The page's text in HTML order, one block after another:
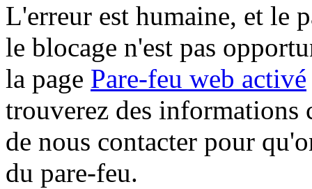
L'erreur est humaine, et le
le blocage n'est pas
la page Pare-feu web activé
trouverez des informations
de nous contacter pour
du pare-feu.